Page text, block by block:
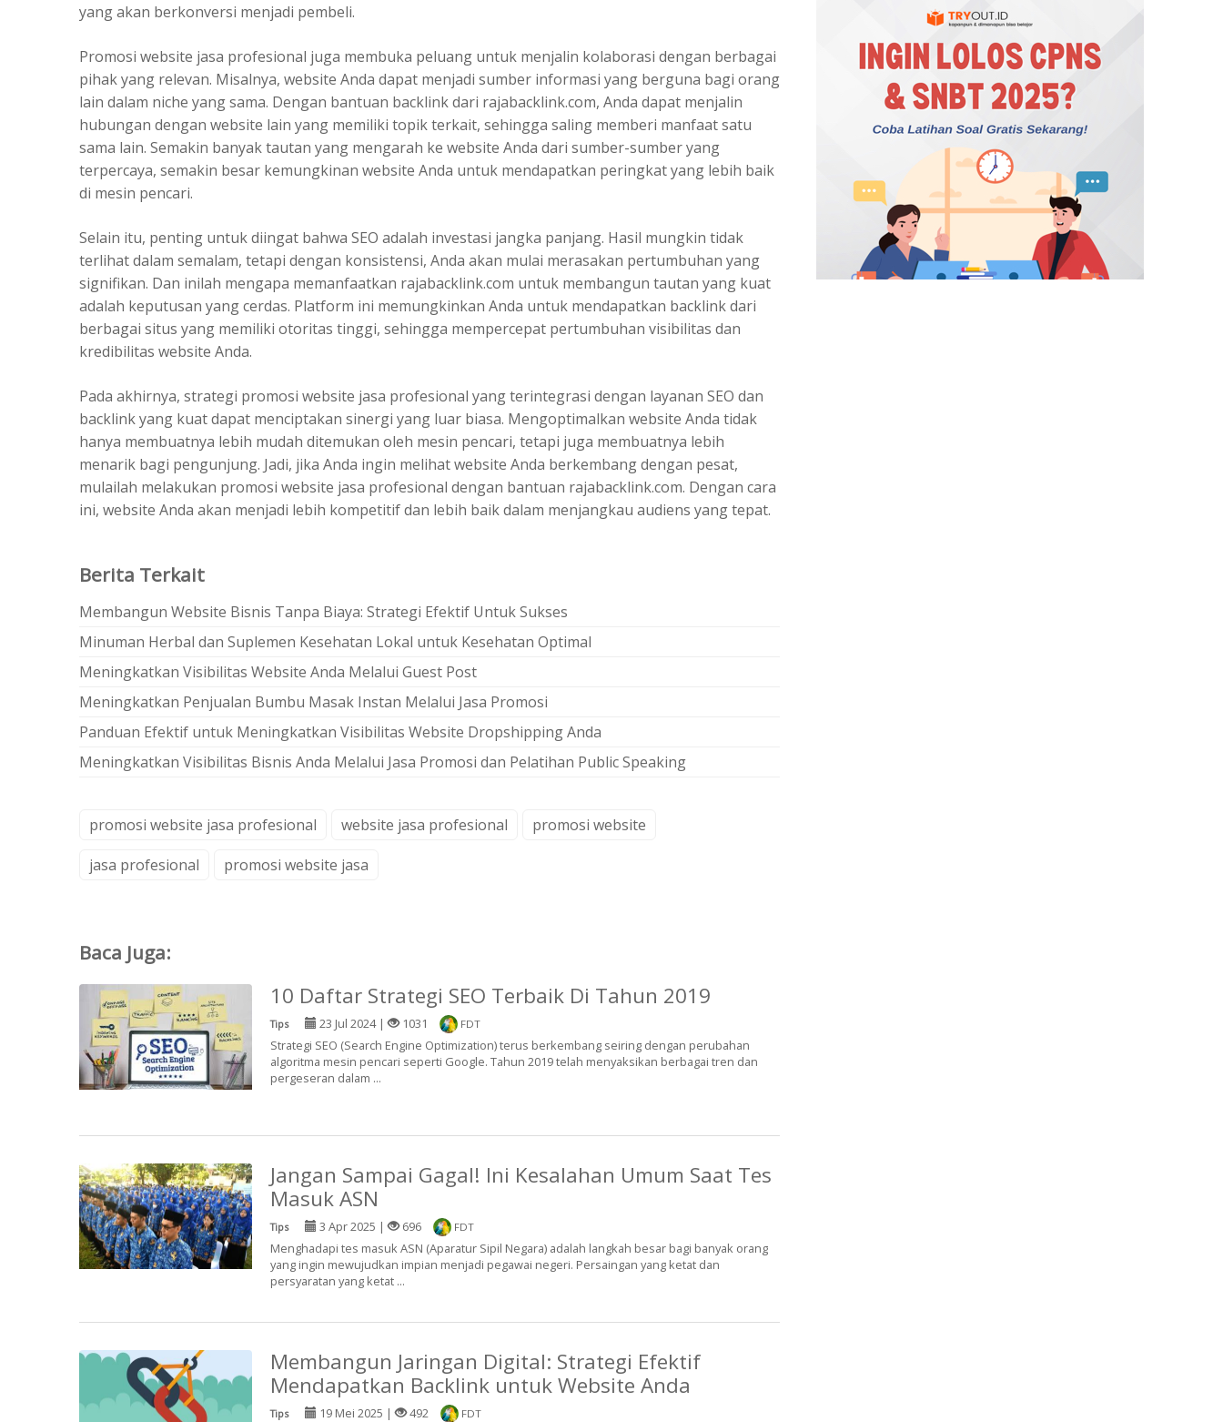
yang akan berkonversi menjadi pembeli.
Promosi website jasa profesional juga membuka peluang untuk menjalin kolaborasi dengan berbagai
pihak yang relevan. Misalnya, website Anda dapat menjadi sumber informasi yang berguna bagi orang
lain dalam niche yang sama. Dengan bantuan backlink dari rajabacklink.com, Anda dapat menjalin
hubungan dengan website lain yang memiliki topik terkait, sehingga saling memberi manfaat satu
sama lain. Semakin banyak tautan yang mengarah ke website Anda dari sumber-sumber yang
terpercaya, semakin besar kemungkinan website Anda untuk mendapatkan peringkat yang lebih baik
di mesin pencari.
Selain itu, penting untuk diingat bahwa SEO adalah investasi jangka panjang. Hasil mungkin tidak
terlihat dalam semalam, tetapi dengan konsistensi, Anda akan mulai merasakan pertumbuhan yang
signifikan. Dan inilah mengapa memanfaatkan rajabacklink.com untuk membangun tautan yang kuat
adalah keputusan yang cerdas. Platform ini memungkinkan Anda untuk mendapatkan backlink dari
berbagai situs yang memiliki otoritas tinggi, sehingga mempercepat pertumbuhan visibilitas dan
kredibilitas website Anda.
Pada akhirnya, strategi promosi website jasa profesional yang terintegrasi dengan layanan SEO dan
backlink yang kuat dapat menciptakan sinergi yang luar biasa. Mengoptimalkan website Anda tidak
hanya membuatnya lebih mudah ditemukan oleh mesin pencari, tetapi juga membuatnya lebih
menarik bagi pengunjung. Jadi, jika Anda ingin melihat website Anda berkembang dengan pesat,
mulailah melakukan promosi website jasa profesional dengan bantuan rajabacklink.com. Dengan cara
ini, website Anda akan menjadi lebih kompetitif dan lebih baik dalam menjangkau audiens yang tepat.
Berita Terkait
Membangun Website Bisnis Tanpa Biaya: Strategi Efektif Untuk Sukses
Minuman Herbal dan Suplemen Kesehatan Lokal untuk Kesehatan Optimal
Meningkatkan Visibilitas Website Anda Melalui Guest Post
Meningkatkan Penjualan Bumbu Masak Instan Melalui Jasa Promosi
Panduan Efektif untuk Meningkatkan Visibilitas Website Dropshipping Anda
Meningkatkan Visibilitas Bisnis Anda Melalui Jasa Promosi dan Pelatihan Public Speaking
promosi website jasa profesional website jasa profesional
promosi website
jasa profesional
promosi website jasa
Baca Juga:
10 Daftar Strategi SEO Terbaik Di Tahun 2019
Tips 23 Jul 2024 | 1031 FDT
Strategi SEO (Search Engine Optimization) terus berkembang seiring dengan perubahan
algoritma mesin pencari seperti Google. Tahun 2019 telah menyaksikan berbagai tren dan
pergeseran dalam ...
Jangan Sampai Gagal! Ini Kesalahan Umum Saat Tes
Masuk ASN
Tips 3 Apr 2025 | 696 FDT
Menghadapi tes masuk ASN (Aparatur Sipil Negara) adalah langkah besar bagi banyak orang
yang ingin mewujudkan impian menjadi pegawai negeri. Persaingan yang ketat dan
persyaratan yang ketat ...
Membangun Jaringan Digital: Strategi Efektif
Mendapatkan Backlink untuk Website Anda
Tips 19 Mei 2025 | 492 FDT